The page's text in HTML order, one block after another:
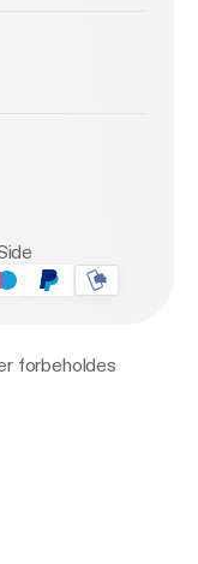
forbeholdes